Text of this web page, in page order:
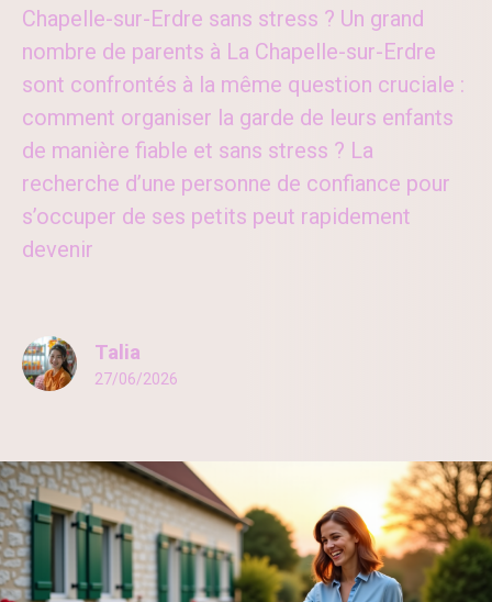
Chapelle-sur-Erdre sans stress ? Un grand
nombre de parents à La Chapelle-sur-Erdre
sont confrontés à la même question cruciale :
comment organiser la garde de leurs enfants
de manière fiable et sans stress ? La
recherche d’une personne de confiance pour
s’occuper de ses petits peut rapidement
devenir
Talia
27/06/2026